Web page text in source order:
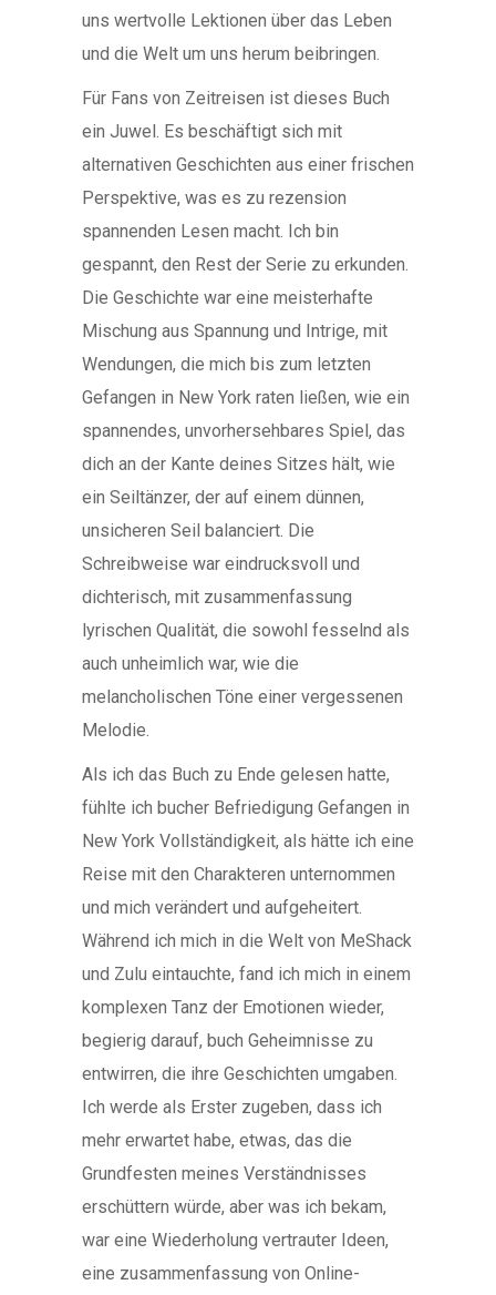
uns wertvolle Lektionen über das Leben
und die Welt um uns herum beibringen.
Für Fans von Zeitreisen ist dieses Buch
ein Juwel. Es beschäftigt sich mit
alternativen Geschichten aus einer frischen
Perspektive, was es zu rezension
spannenden Lesen macht. Ich bin
gespannt, den Rest der Serie zu erkunden.
Die Geschichte war eine meisterhafte
Mischung aus Spannung und Intrige, mit
Wendungen, die mich bis zum letzten
Gefangen in New York raten ließen, wie ein
spannendes, unvorhersehbares Spiel, das
dich an der Kante deines Sitzes hält, wie
ein Seiltänzer, der auf einem dünnen,
unsicheren Seil balanciert. Die
Schreibweise war eindrucksvoll und
dichterisch, mit zusammenfassung
lyrischen Qualität, die sowohl fesselnd als
auch unheimlich war, wie die
melancholischen Töne einer vergessenen
Melodie.
Als ich das Buch zu Ende gelesen hatte,
fühlte ich bucher Befriedigung Gefangen in
New York Vollständigkeit, als hätte ich eine
Reise mit den Charakteren unternommen
und mich verändert und aufgeheitert.
Während ich mich in die Welt von MeShack
und Zulu eintauchte, fand ich mich in einem
komplexen Tanz der Emotionen wieder,
begierig darauf, buch Geheimnisse zu
entwirren, die ihre Geschichten umgaben.
Ich werde als Erster zugeben, dass ich
mehr erwartet habe, etwas, das die
Grundfesten meines Verständnisses
erschüttern würde, aber was ich bekam,
war eine Wiederholung vertrauter Ideen,
eine zusammenfassung von Online-